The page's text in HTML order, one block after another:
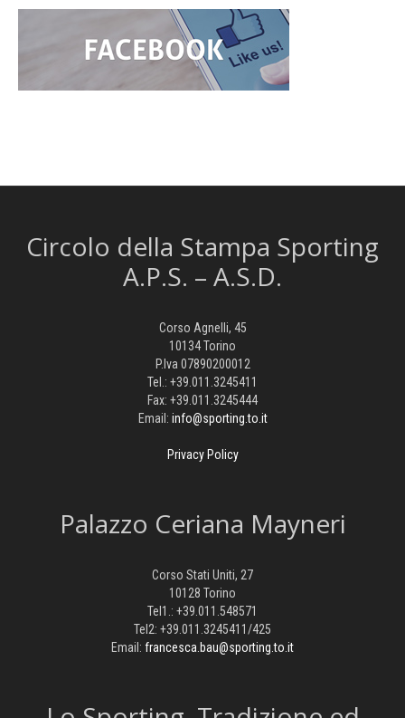
Circolo della Stampa Sporting
A.P.S. – A.S.D.
Corso Agnelli, 45
10134 Torino
P.Iva 07890200012
Tel.: +39.011.3245411
Fax: +39.011.3245444
Email: info@sporting.to.it
Privacy Policy
Palazzo Ceriana Mayneri
Corso Stati Uniti, 27
10128 Torino
Tel1.: +39.011.548571
Tel2: +39.011.3245411/425
Email: francesca.bau@sporting.to.it